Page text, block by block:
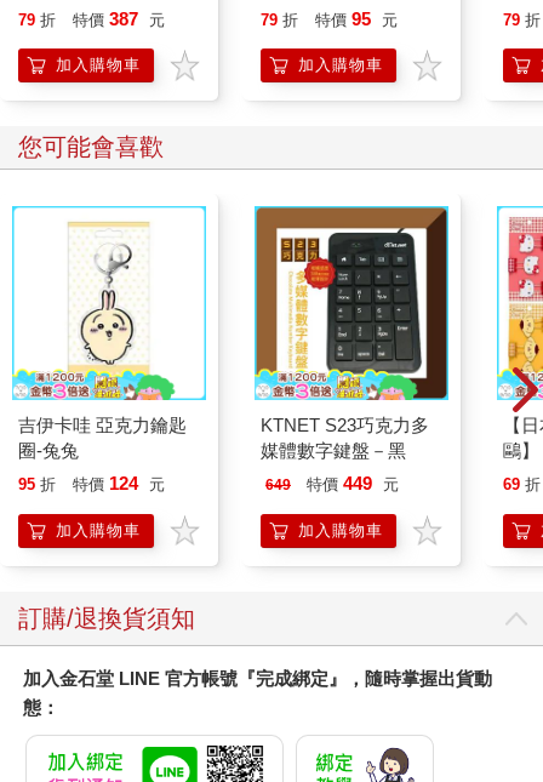
貓漫畫學歷史】
79 折 特價 387 元
加入購物車
79 折 特價 95 元
加入購物車
79 折
您可能會喜歡
吉伊卡哇 亞克力鑰匙
圈-兔兔
95 折 特價 124 元
加入購物車
KTNET S23巧克力多
媒體數字鍵盤－黑
649 特價 449 元
加入購物車
【
鷗
(8款
企鵝
69 折
訂購/退換貨須知
加入金石堂 LINE 官方帳號『完成綁定』，隨時掌握出貨動
態：